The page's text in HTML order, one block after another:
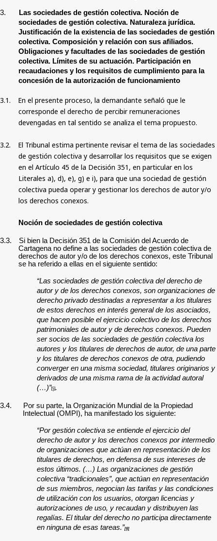
3. Las sociedades de gestión colectiva. Noción de
sociedades de gestión colectiva. Naturaleza jurídica.
Justificación de la existencia de las sociedades de gestión
colectiva. Composición y relación con sus afiliados.
Obligaciones y facultades de las sociedades de gestión
colectiva. Límites de su actuación. Participación en
recaudaciones y los requisitos de cumplimiento para la
concesión de la autorización de funcionamiento
3.1.
En el presente proceso, la demandante señaló que le
corresponde el derecho de percibir remuneraciones
devengadas en tal sentido se analiza el tema propuesto.
3.2.
El Tribunal estima pertinente revisar el tema de las sociedades
de gestión colectiva y desarrollar los requisitos que se exigen
en el Artículo 45 de la Decisión 351, en particular en los
Literales a), d), e), g) e i), para que una sociedad de gestión
colectiva pueda operar y gestionar los derechos de autor y/o
los derechos conexos.
Noción de sociedades de gestión colectiva
3.3.
Si bien la Decisión 351 de la Comisión del Acuerdo de
Cartagena no define a las sociedades de gestión colectiva de
derechos de autor y/o de los derechos conexos, este Tribunal
se ha referido a ellas en el siguiente sentido:
“Las sociedades de gestión colectiva del derecho de
autor y de los derechos conexos, son organizaciones de
derecho privado destinadas a representar a los titulares
de estos derechos en interés general de los asociados,
que hacen posible el ejercicio colectivo de los derechos
patrimoniales de autor y de derechos conexos. Pueden
ser socios de las sociedades de gestión colectiva los
autores y los titulares de derechos de autor, de una parte
y los titulares de derechos conexos de otra, pudiendo
converger en una misma sociedad, titulares originarios y
derivados de una misma rama de la actividad autoral
(…)”[5].
3.4.
Por su parte, la Organización Mundial de la Propiedad
Intelectual (OMPI), ha manifestado los siguiente:
“Por gestión colectiva se entiende el ejercicio del
derecho de autor y los derechos conexos por intermedio
de organizaciones que actúan en representación de los
titulares de derechos, en defensa de sus intereses de
estos últimos. (…) Las organizaciones de gestión
colectiva “tradicionales”, que actúan en representación
de sus miembros, negocian las tarifas y las condiciones
de utilización con los usuarios, otorgan licencias y
autorizaciones de uso, y recaudan y distribuyen las
regalías. El titular del derecho no participa directamente
en ninguna de esas tareas.”[6]